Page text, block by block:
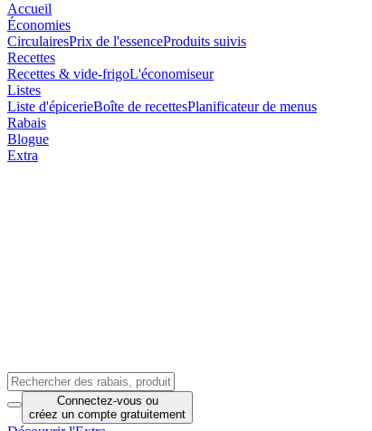
Accueil
Économies
CirculairesPrix de l'essenceProduits suivis
Recettes
Recettes & vide-frigoL'économiseur
Listes
Liste d'épicerieBoîte de recettesPlanificateur de menus
Rabais
Blogue
Extra
Connectez-vous ou
créez un compte gratuitement